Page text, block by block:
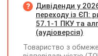
карткового рахунку
підтвердження таких
первинними
до компетенції Мінфіну
Дивіденди у
переходу із ЄП:
57.1-1 ПКУ та
(аудіоверсія)
Товариство з